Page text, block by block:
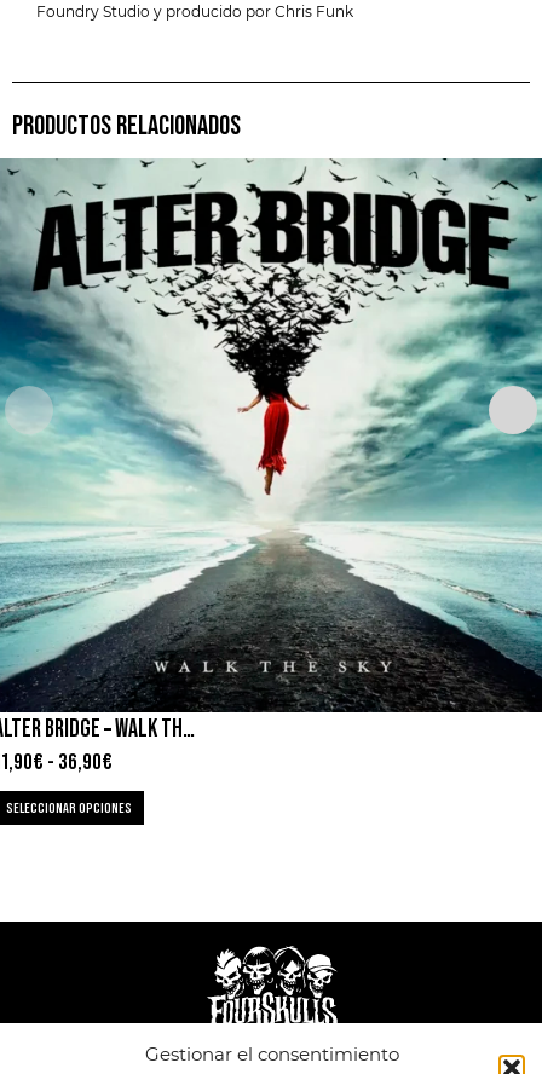
Gestionar el consentimiento
Foundry Studio y producido por Chris Funk
PRODUCTOS RELACIONADOS
ALTER BRIDGE – WALK THE SKY
€ - 36,90€
SELECCIONAR OPCIONES